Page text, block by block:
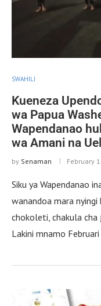
SWAHILI
Kueneza
wa Papua
Wapendanao
wa Amani na
by Senaman February
Siku ya Wapendanao
wanandoa mara nyingi
chokoleti, chakula cha
Lakini mnamo